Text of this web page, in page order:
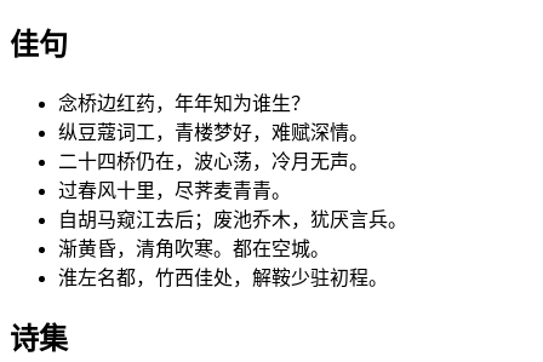
佳句
念桥边红药，年年知为谁生？
纵豆蔻词工，青楼梦好，难赋深情。
二十四桥仍在，波心荡，冷月无声。
过春风十里，尽荠麦青青。
自胡马窥江去后；废池乔木，犹厌言兵。
渐黄昏，清角吹寒。都在空城。
淮左名都，竹西佳处，解鞍少驻初程。
诗集